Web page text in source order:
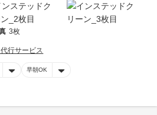
3枚
行サービス
早朝OK